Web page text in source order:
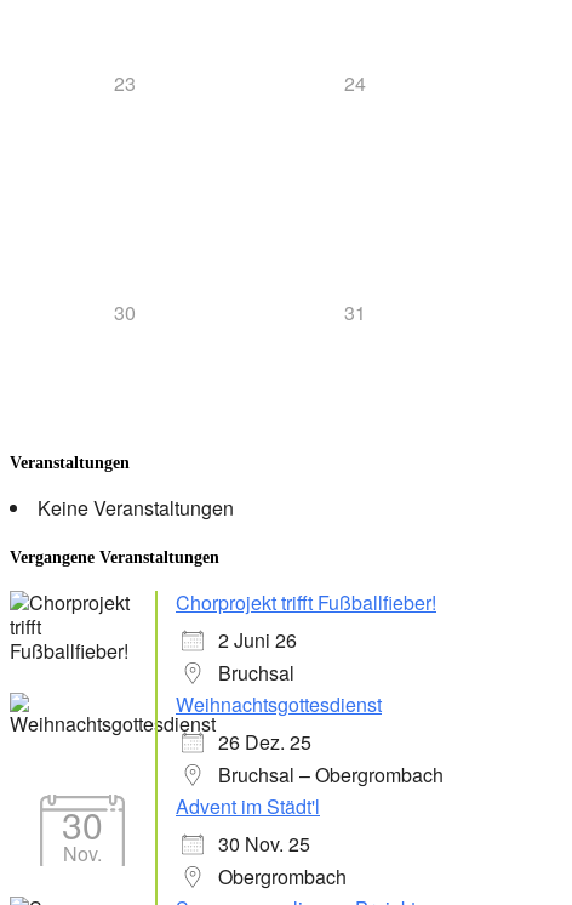
23 24
30 31
Veranstaltungen
Keine Veranstaltungen
Vergangene Veranstaltungen
Chorprojekt trifft Fußballfieber!
2 Juni 26
Bruchsal
Weihnachtsgottesdienst
26 Dez. 25
Bruchsal – Obergrombach
30
Nov.
Advent im Städt'l
30 Nov. 25
Obergrombach